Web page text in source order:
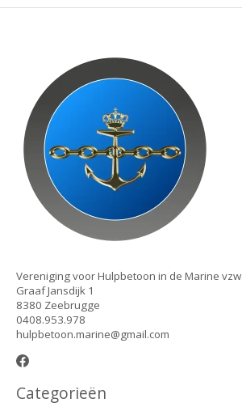
Vereniging voor Hulpbetoon in de Marine vzw
Graaf Jansdijk 1
8380 Zeebrugge
0408.953.978
hulpbetoon.marine@gmail.com
Categorieën